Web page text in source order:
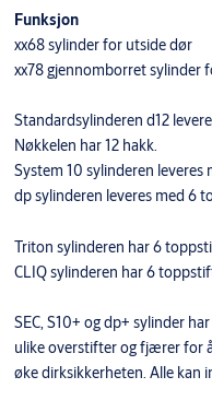
Funksjon
xx68 sylinder for utside dør
xx78 gjennomborret sylinder
Standardsylinderen d12
Nøkkelen har 12 hakk.
System 10 sylinderen
dp sylinderen leveres med 6
Triton sylinderen har 6
CLIQ sylinderen har 6
SEC, S10+ og dp+ sylinder
ulike overstifter og fjærer for
øke dirksikkerheten. Alle kan